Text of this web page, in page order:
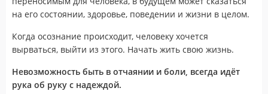
на его состоянии, здоровье, поведении и жизни в целом.
Когда осознание происходит, человеку хочется
вырваться, выйти из этого. Начать жить свою жизнь.
Невозможность быть в отчаянии и боли, всегда идёт
рука об руку с надеждой.